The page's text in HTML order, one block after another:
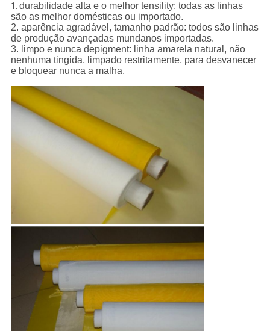
1. durabilidade alta e o melhor tensility: todas as linhas
são as melhor domésticas ou importado.
2. aparência agradável, tamanho padrão: todos são linhas
de produção avançadas mundanos importadas.
3. limpo e nunca depigment: linha amarela natural, não
nenhuma tingida, limpado restritamente, para desvanecer
e bloquear nunca a malha.